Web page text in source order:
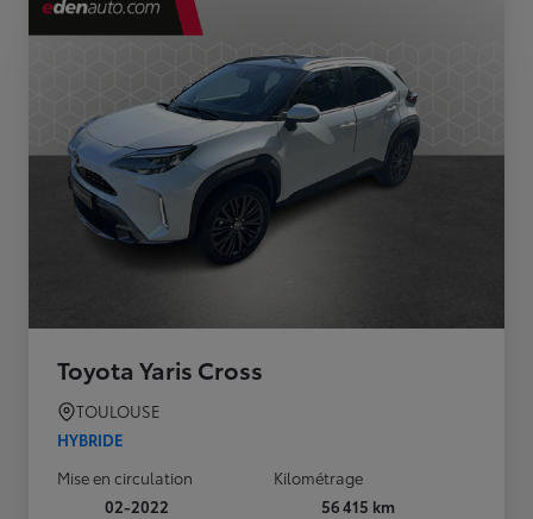
Toyota Yaris Cross
TOULOUSE
HYBRIDE
Mise en circulation
02-2022
Kilométrage
56 415 km